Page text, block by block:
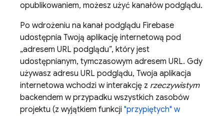
opublikowaniem, możesz użyć kanałów podglądu.
Po wdrożeniu na kanał podglądu Firebase
udostępnia Twoją aplikację internetową pod
„adresem URL podglądu”, który jest
udostępnianym, tymczasowym adresem URL. Gdy
używasz adresu URL podglądu, Twoja aplikacja
internetowa wchodzi w interakcję z rzeczywistym
backendem w przypadku wszystkich zasobów
projektu (z wyjątkiem funkcji "przypiętych" w